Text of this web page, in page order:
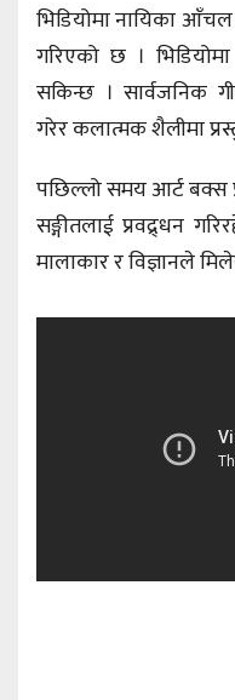
भिडियोमा नायिका
गरिएको छ ।
सकिन्छ । सार्वजनिक
गरेर कलात्मक शैलीमा
पछिल्लो समय आर्ट बक्स
सङ्गीतलाई प्रवद्र्धन
मालाकार र विज्ञानले